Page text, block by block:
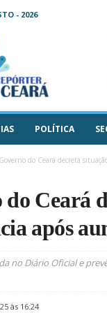
- 2026
POLÍTICA
Governo do Ceará decreta
Ceará
após
no Diário Oficial e
às 16:24